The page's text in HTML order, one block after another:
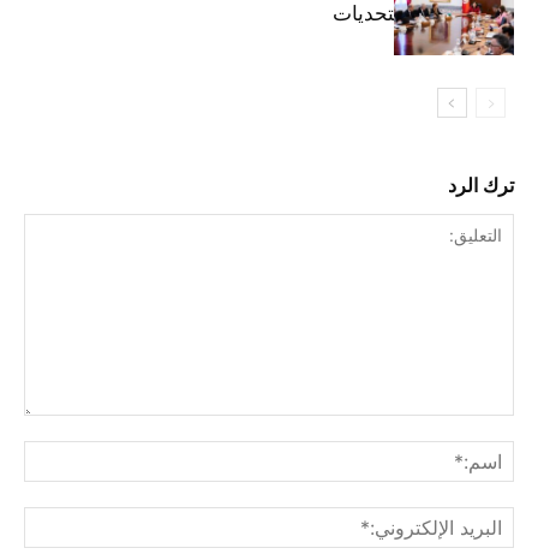
مكاسب رغم التحديات
ترك الرد